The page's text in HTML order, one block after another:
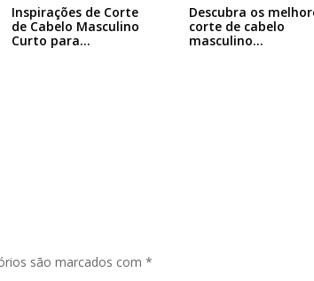
Inspirações de Corte
de Cabelo Masculino
Curto para…
Descubra os
corte de cabelo
masculino…
são marcados com*